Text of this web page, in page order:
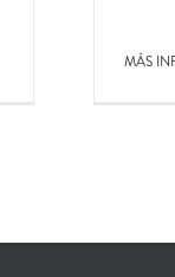
MÁS